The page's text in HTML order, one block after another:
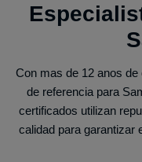
Con mas de 12 anos
de referencia para
certificados utilizan
calidad para garantizar